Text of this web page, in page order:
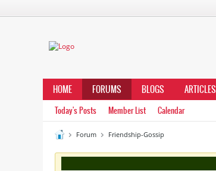
HOME FORUMS BLOGS ARTICLES
Today's Posts Member List Calendar
Forum Friendship-Gossip